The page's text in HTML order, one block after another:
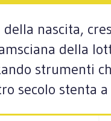
nascita,
della
strumenti
secolo stenta a